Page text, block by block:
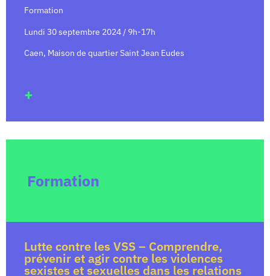
Formation
Lundi 30 septembre 2024 / 9h-17h
Caen, Maison de quartier Saint Jean Eudes
+
Formation
Lutte contre les VSS – Comprendre,
prévenir et agir contre les violences
sexistes et sexuelles dans les relations